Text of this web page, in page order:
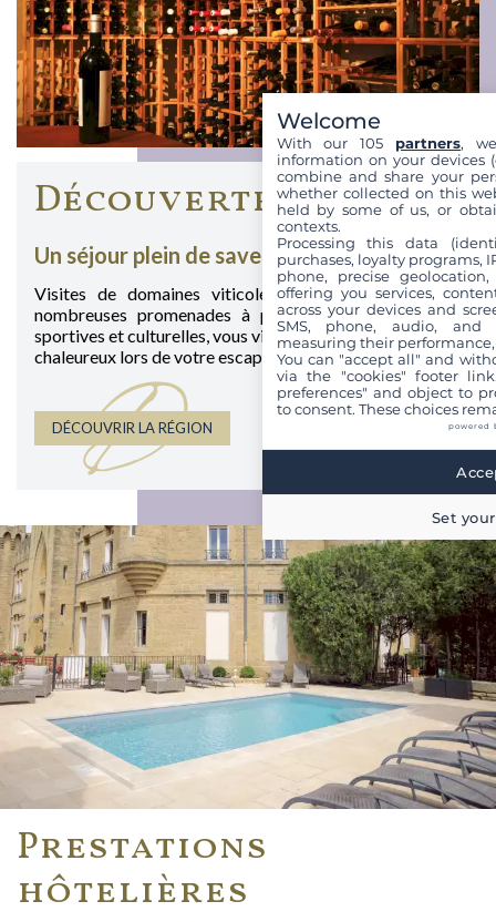
Découvertes
Un séjour plein de saveurs et de surprises
Visites de domaines viticoles, dégustations de vins,
nombreuses promenades à pied ou à vélo, activités
sportives et culturelles, vous vivrez un moment intense et
chaleureux lors de votre escapade en Provence.
D
DÉCOUVRIR LA RÉGION
Prestations
hôtelières
Welcome
With our 105 partners,
information on your devices
combine and share your
whether collected on this
held by some of us, or
contexts.
Processing this data
purchases, loyalty programs,
phone, precise
offering you services,
across your devices and
SMS, phone, audio, and
measuring their
You can "accept all" and
via the "cookies" footer link
preferences" and object to
to consent. These choices
powered
Set